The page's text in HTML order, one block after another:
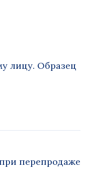
лицу. Образец
перепродаже